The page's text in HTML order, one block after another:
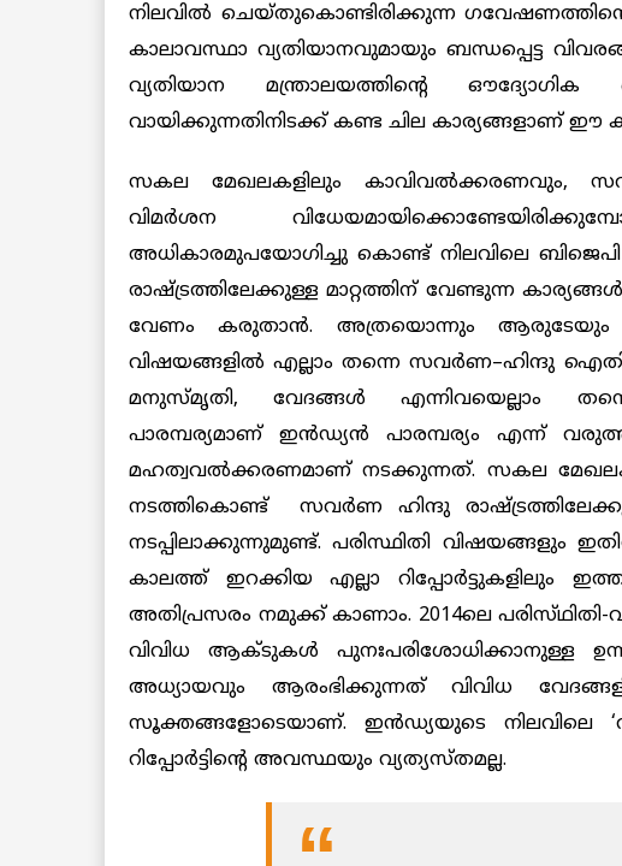
നിലവിൽ ചെയ്തുകൊണ്ടിരിക്കുന്ന
കാലാവസ്ഥാ വ്യതിയാനവുമായും ബന്ധപ്പെട്ട
വ്യതിയാന മന്ത്രാലയത്തിന്റെ
വായിക്കുന്നതിനിടക്ക് കണ്ട ചില കാര്യങ്ങളാണ് ഈ
സകല മേഖലകളിലും കാവിവൽക്കരണവും,
വിമർശന
അധികാരമുപയോഗിച്ചു കൊണ്ട് നിലവിലെ ബിജെപി
രാഷ്ട്രത്തിലേക്കുള്ള മാറ്റത്തിന് വേണ്ടുന്ന കാര്യങ്ങൾ
വേണം
കരുതാൻ. അത്രയൊന്നും ആരുടേയും
വിഷയങ്ങളിൽ എല്ലാം തന്നെ സവർണ–ഹിന്ദു
മനുസ്മൃതി,വേദങ്ങൾ എന്നിവയെല്ലാം
പാരമ്പര്യമാണ്
ഇൻഡ്യൻ പാരമ്പര്യം എന്ന്
മഹത്വവൽക്കരണമാണ് നടക്കുന്നത്. സകല
നടത്തികൊണ്ട്
സവർണ ഹിന്ദു
നടപ്പിലാക്കുന്നുമുണ്ട്.പരിസ്ഥിതി വിഷയങ്ങളും ഇതിൽ
കാലത്ത്
ഇറക്കിയ എല്ലാ റിപ്പോർട്ടുകളിലും
അതിപ്രസരം നമുക്ക് കാണാം. 2014ലെപരിസ്‌ഥിതി-
വിവിധ ആക്ടുകൾ പുനഃപരിശോധിക്കാനുള്ള
അധ്യായവും
ആരംഭിക്കുന്നത് വിവിധ
സൂക്തങ്ങളോടെയാണ്. ഇൻഡ്യയുടെ നിലവിലെ
റിപ്പോർട്ടിന്റെ അവസ്ഥയും വ്യത്യസ്തമല്ല.